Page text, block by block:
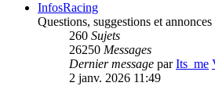
InfosRacing
Questions, suggestions et annonces
260 Sujets
26250 Messages
Dernier message parIts_me
2 janv. 2026 11:49